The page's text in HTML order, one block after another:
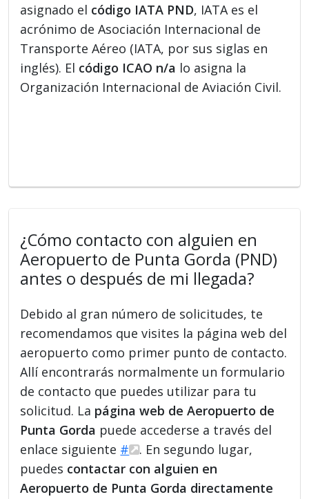
asignado el código IATA PND, IATA es el
acrónimo de Asociación Internacional de
Transporte Aéreo (IATA, por sus siglas en
inglés). El código ICAO n/a lo asigna la
Organización Internacional de Aviación Civil.
¿Cómo contacto con alguien en
Aeropuerto de Punta Gorda (PND)
antes o después de mi llegada?
Debido al gran número de solicitudes, te
recomendamos que visites la página web del
aeropuerto como primer punto de contacto.
Allí encontrarás normalmente un formulario
de contacto que puedes utilizar para tu
solicitud. La página web de Aeropuerto de
Punta Gorda puede accederse a través del
enlace siguiente #
. En segundo lugar,
puedes contactar con alguien en
Aeropuerto de Punta Gorda directamente